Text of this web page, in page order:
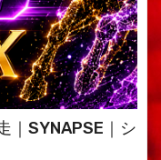
｜SYNAPSE｜シ